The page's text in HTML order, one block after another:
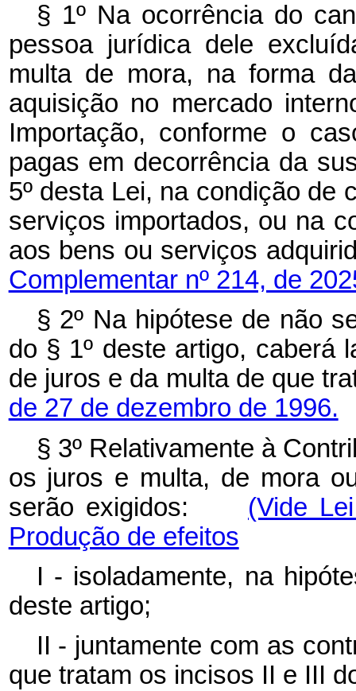
§ 1º Na ocorrência do
pessoa jurídica dele
multa de mora, na forma
aquisição no mercado
Importação, conforme o
pagas em decorrência da
5º desta Lei, na condição de
serviços importados, ou na
aos bens ou serviços
Complementar nº 214, de
§ 2º Na hipótese de não
do § 1º deste artigo, caberá
de juros e da multa de que
de 27 de dezembro de 1996.
§ 3º Relativamente à
os juros e multa, de mora
serão exigidos: (Vide
Produção de efeitos
I - isoladamente, na
deste artigo;
II - juntamente com as
que tratam os incisos II e III